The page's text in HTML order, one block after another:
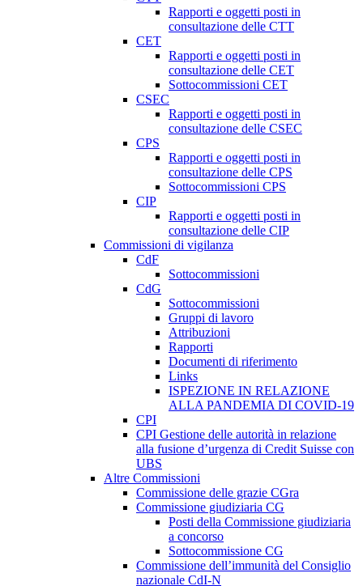
Rapporti e oggetti posti in
consultazione delle CTT
CET
Rapporti e oggetti posti in
consultazione delle CET
Sottocommissioni CET
CSEC
Rapporti e oggetti posti in
consultazione delle CSEC
CPS
Rapporti e oggetti posti in
consultazione delle CPS
Sottocommissioni CPS
CIP
Rapporti e oggetti posti in
consultazione delle CIP
Commissioni di vigilanza
CdF
Sottocommissioni
CdG
Sottocommissioni
Gruppi di lavoro
Attribuzioni
Rapporti
Documenti di riferimento
Links
ISPEZIONE IN RELAZIONE
ALLA PANDEMIA DI COVID-19
CPI
CPI Gestione delle autorità in relazione
alla fusione d’urgenza di Credit Suisse con
UBS
Altre Commissioni
Commissione delle grazie CGra
Commissione giudiziaria CG
Posti della Commissione giudiziaria
a concorso
Sottocommissione CG
Commissione dell’immunità del Consiglio
nazionale CdI-N